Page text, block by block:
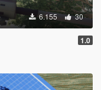
6.155 30
1.0